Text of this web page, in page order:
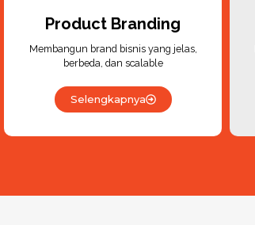
Product Branding
Membangun brand bisnis yang jelas,
berbeda, dan scalable
Selengkapnya